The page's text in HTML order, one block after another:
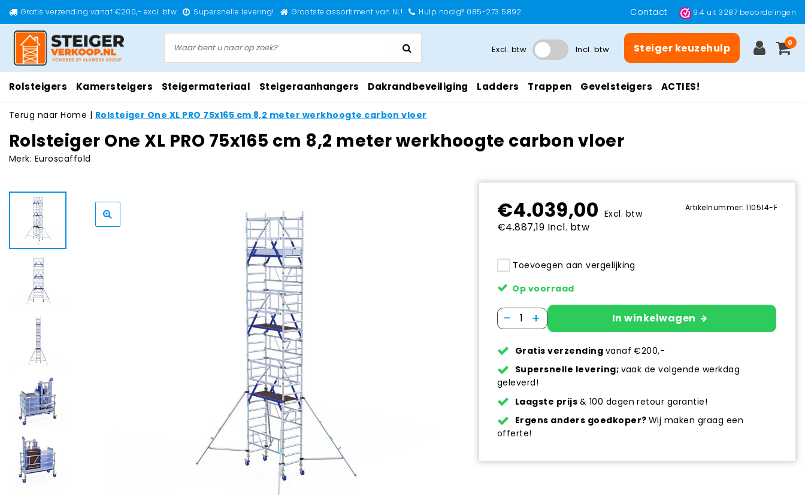
Gratis verzending vanaf €200,- excl. btw Supersnelle levering! Grootste assortiment van NL! Hulp nodig? 085-273 5892 Contact 9.4 uit3287 beoordelingen
Excl. btw Incl. btw Steiger keuzehulp 0
Rolsteigers Kamersteigers Steigermateriaal Steigeraanhangers Dakrandbeveiliging Ladders Trappen Gevelsteigers ACTIES!
Terug naar Home | Rolsteiger One XL PRO 75x165 cm 8,2 meter werkhoogte carbon vloer
Rolsteiger One XL PRO 75x165 cm 8,2 meter werkhoogte carbon vloer
Merk: Euroscaffold
€4.039,00 Excl. btw
€4.887,19 Incl. btw
Artikelnummer: 110514-F
Toevoegen aan vergelijking
Op voorraad
- + In winkelwagen
Gratis verzending vanaf €200,-
Supersnelle levering; vaak de volgende werkdag
geleverd!
Laagste prijs & 100 dagen retour garantie!
Ergens anders goedkoper? Wij maken graag een
offerte!